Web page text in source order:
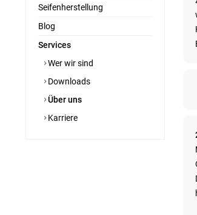
Seifenherstellung
Blog
Services
Wer wir sind
Downloads
Über uns
Karriere